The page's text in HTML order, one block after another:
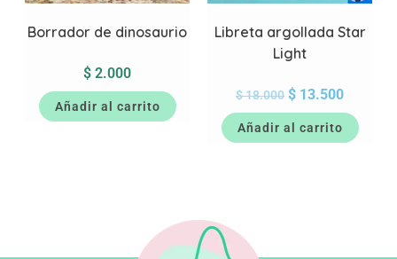
Borrador de dinosaurio
$ 2.000
Añadir al carrito
Libreta argollada Star
Light
$18.000 $ 13.500
Añadir al carrito